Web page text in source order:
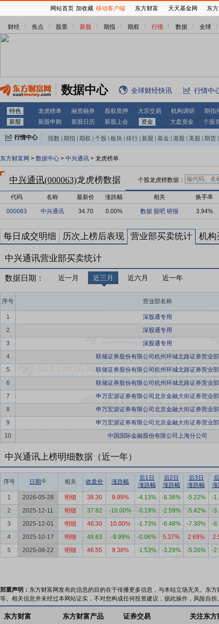
财经 焦点 股票 新股 期指 期权 行情 数据 全球
数据中心 全球财经快讯 行情中
特色 龙虎榜单 融资融券 股权质押 大宗交易 机构调研
期指
新股
新股申购 新股日历 新股上会 资金 大盘资金 个股
行情中心 指数 期指 期权 个股 板块 排行 新股 基金 港股 美股 期货
东方财富网 > 数据中心 > 中兴通讯 > 龙虎榜单
中兴通讯(000063)龙虎榜数据 个股龙虎榜数据：
代码 名称 最新价 涨跌幅 相关 换手率
000063 中兴通讯 34.70 0.00% 数据 股吧 研报 3.94%
每日成交明细 历次上榜后表现 营业部买卖统计 机构
中兴通讯营业部买卖统计
数据日期： 近一月 近三月 近六月 近一年
序号 营业部名称
1
深股通专用
2
深股通专用
3
深股通专用
4
联储证券股份有限公司杭州环城北路证券营业部
5
联储证券股份有限公司杭州环城北路证券营业部
6
联储证券股份有限公司杭州环城北路证券营业部
7
申万宏源证券有限公司北京金融大街证券营业部
8
申万宏源证券有限公司北京金融大街证券营业部
9
申万宏源证券有限公司北京金融大街证券营业部
10
中国国际金融股份有限公司上海分公司
中兴通讯上榜明细数据（近一年）
序号 日期 相关 收盘价 涨跌幅
后1日
涨跌幅
后2日
涨跌幅
后3日
涨跌幅
1
2026-05-28 明细 38.30 9.99% -4.13% -8.36% -5.22%
-
2
2025-12-11 明细 37.82 -10.00% -0.19% -2.59% -5.42%
-
3
2025-12-01 明细 46.30 10.00% -1.73% -6.48% -7.30%
-
4
2025-10-17 明细 48.63 -9.99% -0.06% 5.37% 2.69%
5
2025-08-22 明细 46.55 9.38% -1.53% -3.29% -5.26% -
郑重声明： 东方财富网发布此信息的目的在于传播更多信息，与本站立场无关。东
等。相关信息并未经过本网站证实，不对您构成任何投资建议，据此操作，风险自担
网站首页 加收藏 移动客户端 东方财富 天天基金网 东